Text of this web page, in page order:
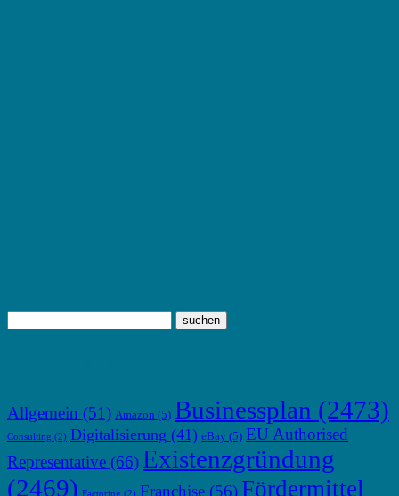
Allgemein (51) Amazon (5) Businessplan (2473)
Consulting (2) Digitalisierung (41) eBay (5) EU Authorised
Representative (66) Existenzgründung
(2469) Factoring (2) Franchise (56) Fördermittel